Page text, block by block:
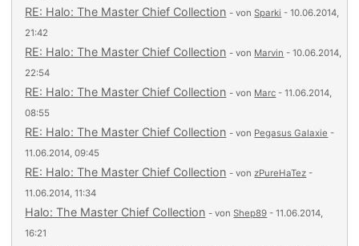
RE: Halo: The Master Chief Collection - vonSparki - 10.06.2014,
21:42
RE: Halo: The Master Chief Collection - von Marvin - 10.06.2014,
22:54
RE: Halo: The Master Chief Collection - von Marc - 11.06.2014,
08:55
RE: Halo: The Master Chief Collection - von Pegasus Galaxie -
11.06.2014, 09:45
RE: Halo: The Master Chief Collection - vonzPureHaTez -
11.06.2014, 11:34
Halo: The Master Chief Collection - vonShep89 - 11.06.2014,
16:21